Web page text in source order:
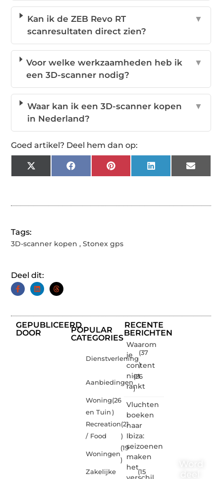
Kan ik de ZEB Revo RT
scanresultaten direct zien?
▼
Voor welke werkzaamheden heb ik
een 3D-scanner nodig?
▼
Waar kan ik een 3D-scanner kopen
in Nederland?
▼
Goed artikel? Deel hem dan op:
X
(Twitter)
FacebookPinterestLinkedInEmail
Tags:
3D-scanner kopen ,Stonex gps
Deel dit:
GEPUBLICEERD
DOOR
POPULAR
CATEGORIES
Dienstverlening
(37
)
Aanbiedingen
(26
)
Woning
en Tuin
(26
)
Recreation
/ Food
(21
)
Woningen
(19
)
Zakelijke
(15
RECENTE
BERICHTEN
Waarom
je
content
niet
rankt
Vluchten
boeken
naar
Ibiza:
seizoenen
maken
het